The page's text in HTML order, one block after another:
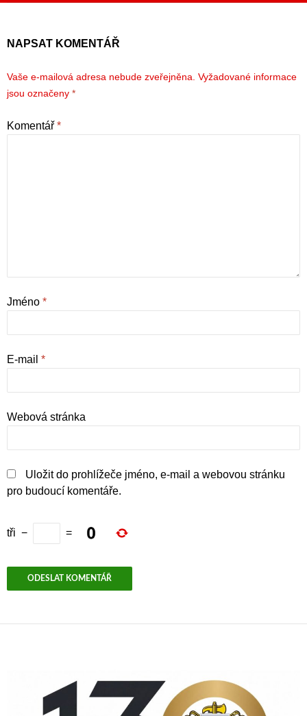
NAPSAT KOMENTÁŘ
Vaše e-mailová adresa nebude zveřejněna. Vyžadované informace
jsou označeny *
Komentář *
Jméno *
E-mail *
Webová stránka
Uložit do prohlížeče jméno, e-mail a webovou stránku
pro budoucí komentáře.
tři − =